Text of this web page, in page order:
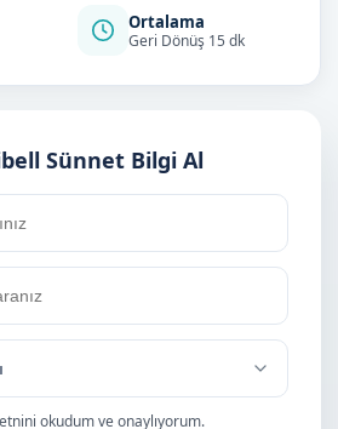
Ortalama
Geri Dönüş 15 dk
Sünnet Bilgi Al
okudum ve onaylıyorum.